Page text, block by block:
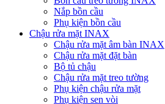
Nắp bồn cầu
Phụ kiện bồn cầu
Chậu rửa mặt INAX
Chậu rửa mặt âm bàn INAX
Chậu rửa mặt đặt bàn
Bộ tủ chậu
Chậu rửa mặt treo tường
Phụ kiện chậu rửa mặt
Phụ kiện sen vòi